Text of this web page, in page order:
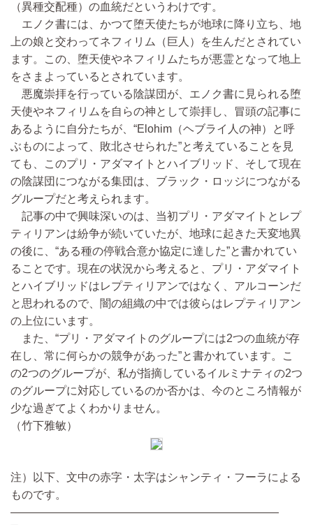
（異種交配種）の血統だというわけです。
エノク書には、かつて堕天使たちが地球に降り立ち、地
上の娘と交わってネフィリム（巨人）を生んだとされてい
ます。この、堕天使やネフィリムたちが悪霊となって地上
をさまよっているとされています。
悪魔崇拝を行っている陰謀団が、エノク書に見られる堕
天使やネフィリムを自らの神として崇拝し、冒頭の記事に
あるように自分たちが、“Elohim（ヘブライ人の神）と呼
ぶものによって、敗北させられた”と考えていることを見
ても、このプリ・アダマイトとハイブリッド、そして現在
の陰謀団につながる集団は、ブラック・ロッジにつながる
グループだと考えられます。
記事の中で興味深いのは、当初プリ・アダマイトとレプ
ティリアンは紛争が続いていたが、地球に起きた天変地異
の後に、“ある種の停戦合意か協定に達した”と書かれてい
ることです。現在の状況から考えると、プリ・アダマイト
とハイブリッドはレプティリアンではなく、アルコーンだ
と思われるので、闇の組織の中では彼らはレプティリアン
の上位にいます。
また、“プリ・アダマイトのグループには2つの血統が存
在し、常に何らかの競争があった”と書かれています。こ
の2つのグループが、私が指摘しているイルミナティの2つ
のグループに対応しているのか否かは、今のところ情報が
少な過ぎてよくわかりません。
（竹下雅敏）
注）以下、文中の赤字・太字はシャンティ・フーラによる
ものです。
————————————————————————